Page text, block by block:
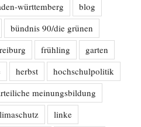
württemberg
blog
bündnis 90/die grünen
frühling
garten
herbst
hochschulpolitik
meinungsbildung
linke